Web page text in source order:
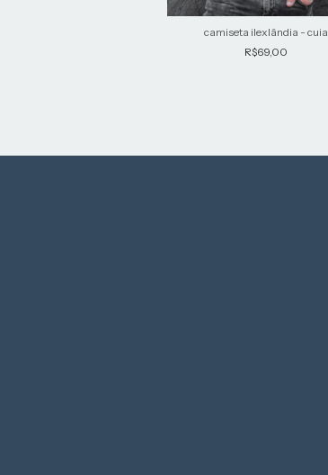
camiseta ilexlândia - cuia
R$69,00